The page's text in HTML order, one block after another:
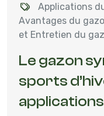
Applications
Avantages du
et Entretien du
Le gazon
sports
applications